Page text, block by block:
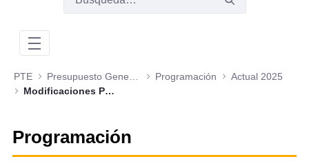
PTE Programación
Actual 2025
Modificaciones Presupuestales
Programación